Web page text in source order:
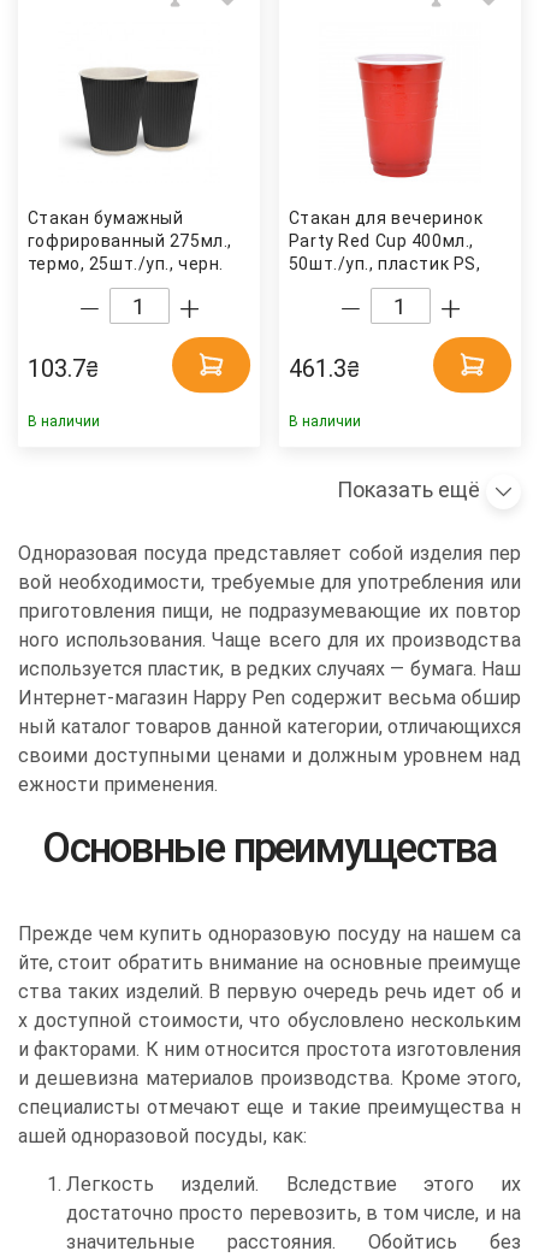
Стакан бумажный
гофрированный 275мл.,
термо, 25шт./уп., черн.
103.7₴
В наличии
Стакан для вечеринок
Party Red Cup 400мл.,
50шт./уп., пластик PS,
красн. Huhtamaki
461.3₴
В наличии
Показать ещё
Одноразовая посуда представляет собой изделия пер
вой необходимости, требуемые для употребления или
приготовления пищи, не подразумевающие их повтор
ного использования. Чаще всего для их производства
используется пластик, в редких случаях — бумага. Наш
Интернет-магазин Happy Pen содержит весьма обшир
ный каталог товаров данной категории, отличающихся
своими доступными ценами и должным уровнем над
ежности применения.
Основные преимущества
Прежде чем купить одноразовую посуду на нашем са
йте, стоит обратить внимание на основные преимуще
ства таких изделий. В первую очередь речь идет об и
х доступной стоимости, что обусловлено нескольким
и факторами. К ним относится простота изготовления
и дешевизна материалов производства. Кроме этого,
специалисты отмечают еще и такие преимущества н
ашей одноразовой посуды, как:
Легкость изделий. Вследствие этого их
достаточно просто перевозить, в том числе, и на
значительные расстояния. Обойтись без